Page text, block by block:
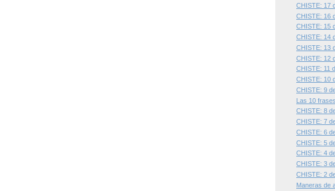
CHISTE: 17
CHISTE: 16
CHISTE: 15
CHISTE: 14
CHISTE: 13
CHISTE: 12
CHISTE: 11
CHISTE: 10
CHISTE: 9
Las 10
CHISTE: 8
CHISTE: 7
CHISTE: 6
CHISTE: 5
CHISTE: 4
CHISTE: 3
CHISTE: 2
Maneras de